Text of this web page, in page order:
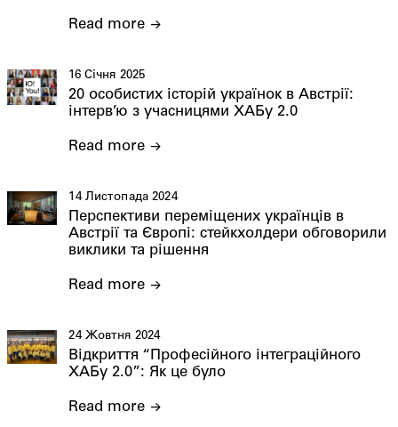
Read more
16 Січня 2025
20 особистих історій українок в Австрії:
інтерв’ю з учасницями ХАБу 2.0
Read more
14 Листопада 2024
Перспективи переміщених українців в
Австрії та Європі: стейкхолдери обговорили
виклики та рішення
Read more
24 Жовтня 2024
Відкриття “Професійного інтеграційного
ХАБу 2.0”: Як це було
Read more